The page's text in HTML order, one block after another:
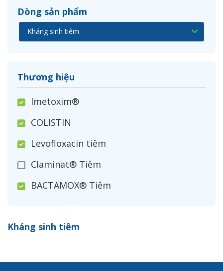
Dòng sản phẩm
Thương hiệu
Imetoxim®
COLISTIN
Levofloxacin tiêm
Claminat® Tiêm
BACTAMOX® Tiêm
Ceftizoxim®
Kháng sinh tiêm